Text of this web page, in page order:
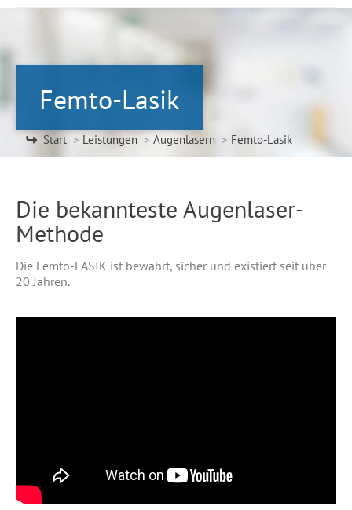
Femto-Lasik
Sie befinden sich hier:
Start Leistungen Augenlasern Femto-Lasik
Die bekannteste Augenlaser-
Methode
Die Femto-LASIK ist bewährt, sicher und existiert seit über
20 Jahren.